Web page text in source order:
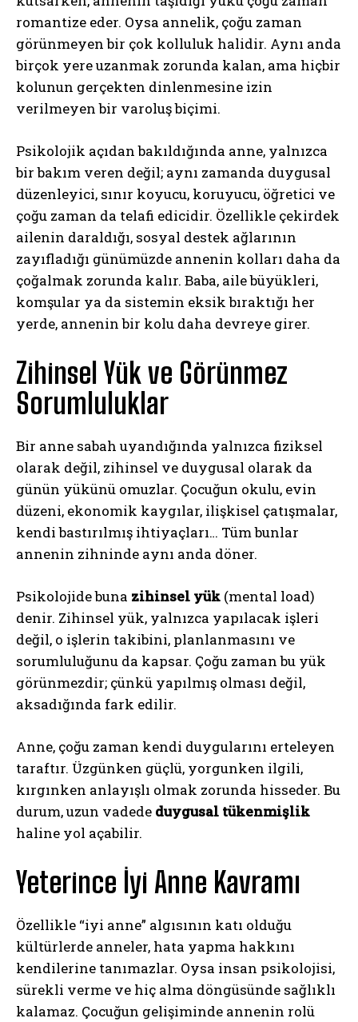
romantize eder. Oysa annelik, çoğu zaman
görünmeyen bir çok kolluluk halidir. Aynı anda
birçok yere uzanmak zorunda kalan, ama hiçbir
kolunun gerçekten dinlenmesine izin
verilmeyen bir varoluş biçimi.
Psikolojik açıdan bakıldığında anne, yalnızca
bir bakım veren değil; aynı zamanda duygusal
düzenleyici, sınır koyucu, koruyucu, öğretici ve
çoğu zaman da telafi edicidir. Özellikle çekirdek
ailenin daraldığı, sosyal destek ağlarının
zayıfladığı günümüzde annenin kolları daha da
çoğalmak zorunda kalır. Baba, aile büyükleri,
komşular ya da sistemin eksik bıraktığı her
yerde, annenin bir kolu daha devreye girer.
Zihinsel Yük ve Görünmez
Sorumluluklar
Bir anne sabah uyandığında yalnızca fiziksel
olarak değil, zihinsel ve duygusal olarak da
günün yükünü omuzlar. Çocuğun okulu, evin
düzeni, ekonomik kaygılar, ilişkisel çatışmalar,
kendi bastırılmış ihtiyaçları… Tüm bunlar
annenin zihninde aynı anda döner.
Psikolojide buna zihinsel yük (mental load)
denir. Zihinsel yük, yalnızca yapılacak işleri
değil, o işlerin takibini, planlanmasını ve
sorumluluğunu da kapsar. Çoğu zaman bu yük
görünmezdir; çünkü yapılmış olması değil,
aksadığında fark edilir.
Anne, çoğu zaman kendi duygularını erteleyen
taraftır. Üzgünken güçlü, yorgunken ilgili,
kırgınken anlayışlı olmak zorunda hisseder. Bu
durum, uzun vadede duygusal tükenmişlik
haline yol açabilir.
Yeterince İyi Anne Kavramı
Özellikle “iyi anne” algısının katı olduğu
kültürlerde anneler, hata yapma hakkını
kendilerine tanımazlar. Oysa insan psikolojisi,
sürekli verme ve hiç alma döngüsünde sağlıklı
kalamaz. Çocuğun gelişiminde annenin rolü